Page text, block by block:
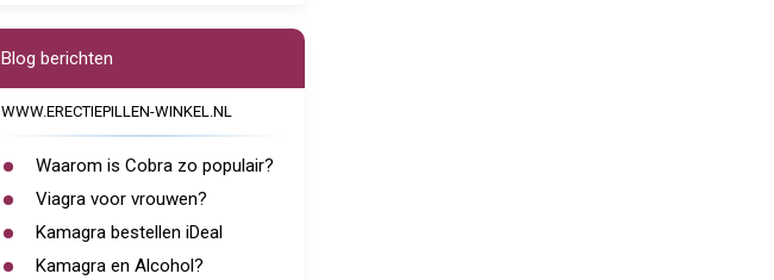
Blog berichten
WWW.ERECTIEPILLEN-WINKEL.NL
Waarom is Cobra zo populair?
Viagra voor vrouwen?
Kamagra bestellen iDeal
Kamagra en Alcohol?